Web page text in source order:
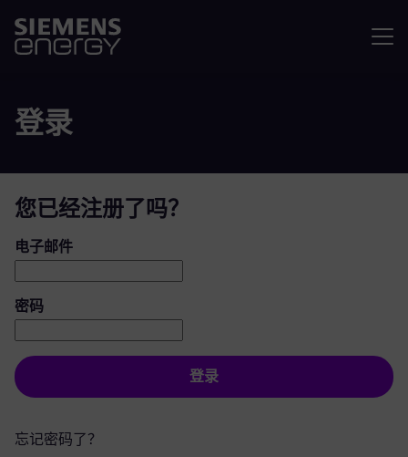
登录
您已经注册了吗？
登录：用户和密码
电子邮件
密码
登录
忘记密码了？